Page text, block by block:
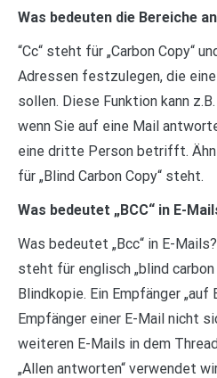
Was bedeuten die Bereiche
“Cc“ steht für „Carbon Copy“
Adressen festzulegen, die
sollen. Diese Funktion kann
wenn Sie auf eine Mail
eine dritte Person betrifft.
für „Blind Carbon Copy“ steht.
Was bedeutet „BCC“ in E-
Was bedeutet „Bcc“ in E-
steht für englisch „blind carbon
Blindkopie. Ein Empfänger
Empfänger einer E-Mail nicht
weiteren E-Mails in dem
„Allen antworten“ verwendet